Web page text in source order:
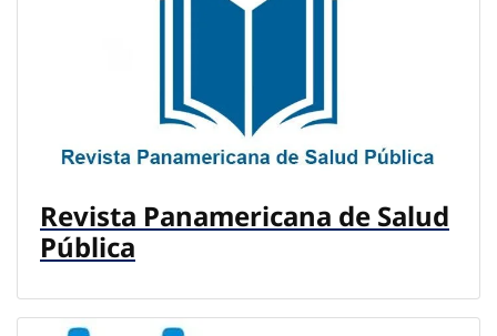
Revista Panamericana de Salud
Pública